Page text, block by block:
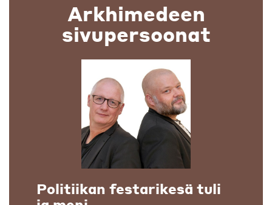
Arkhimedeen
sivupersoonat
Politiikan festarikesä tuli